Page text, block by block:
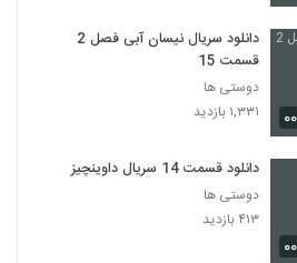
دانلود سریال نیسان آبی فصل 2
قسمت 15
دوستی ها
۱,۳۳۱ بازدید
دانلود قسمت 14 سریال داوینچیز
دوستی ها
۴۱۳ بازدید